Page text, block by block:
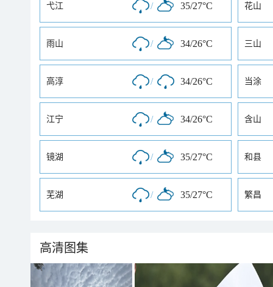
弋江 / 35/27°C 花山
雨山 / 34/26°C 三山
高淳 / 34/26°C 当涂
江宁 / 34/26°C 含山
镜湖 / 35/27°C 和县
芜湖 / 35/27°C 繁昌
高清图集